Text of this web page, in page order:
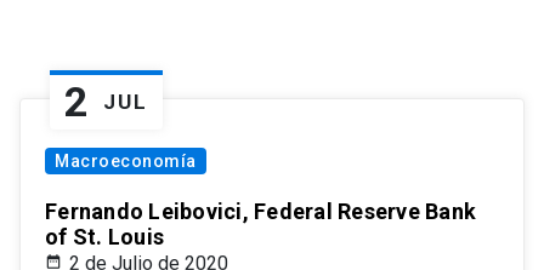
2 JUL
Macroeconomía
Fernando Leibovici, Federal Reserve Bank
of St. Louis
2 de Julio de 2020